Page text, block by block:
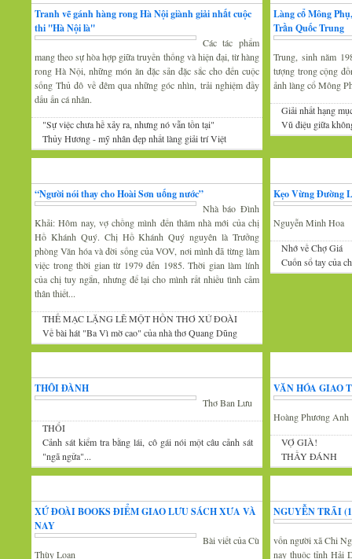
Tranh vẽ gánh hàng rong Hà Nội giành giải nhất cuộc
thi ''Hà Nội là''
Các tác phẩm
mang theo sự hòa hợp giữa truyền thống và hiện đại, từ hàng
rong Hà Nội, những món ăn đặc sản đặc sắc cho đến cuộc
sống Thủ đô về đêm qua những góc nhìn, trải nghiệm đầy
dấu ấn cá nhân.
"Sự việc chưa hề xảy ra, nhưng nó vẫn tồn tại"
Thủy Hương - mỹ nhân đẹp nhất làng giải trí Việt
Làng cổ Mông
Trần Quốc Trung
Trung, sinh năm
tượng trong cộng
ảnh làng cổ Mông
Giải nhất hạng
Vũ điệu giữa
“Người nói thay cho Hoài Sơn uống nước”
Nhà báo Đình
Khải: Hôm nay, vợ chồng mình đến thăm nhà mới của chị
Hồ Khánh Quý. Chị Hồ Khánh Quý nguyên là Trưởng
phòng Văn hóa và đời sống của VOV, nơi mình đã từng làm
việc trong thời gian từ 1979 đến 1985. Thời gian làm lính
của chị tuy ngắn, nhưng để lại cho mình rất nhiều tình cảm
thân thiết...
THẾ MẠC LẶNG LẼ MỘT HỒN THƠ XỨ ĐOÀI
Về bài hát "Ba Vì mờ cao" của nhà thơ Quang Dũng
Kẹo Vừng Đường
Nguyễn Minh Hoa
Nhớ về Chợ Giá
Cuốn sổ tay của
THÔI ĐÀNH
Thơ Ban Lưu
THỔI
Cảnh sát kiểm tra bằng lái, cô gái nói một câu cảnh sát
"ngã ngửa"...
VĂN HÓA GIAO
Hoàng Phương Anh
VỢ GIÀ!
THẦY ĐÁNH
XỨ ĐOÀI BOOKS ĐIỂM GIAO LƯU SÁCH XƯA VÀ
NAY
Bài viết của Cù
Thùy Loan
NGUYỄN TRÃI
vốn người xã Chi
nay thuộc tỉnh Hải